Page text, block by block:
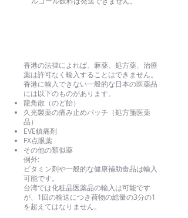
香港の法律によれば、麻薬、処方薬、治療
薬は許可なく輸入することはできません。
香港に輸入できない一般的な日本の医薬品
には以下のものがあります。
龍角散（のど飴）
久光製薬の痛み止めパッチ（処方箋医薬
品）
EVE鎮痛剤
FX点眼薬
その他の類似薬
例外:
ビタミン剤や一般的な健康補助食品は輸入
可能です。
台湾では化粧品医薬品の輸入は可能です
が、1回の輸送につき荷物の総量の3分の1
を超えてはなりません。